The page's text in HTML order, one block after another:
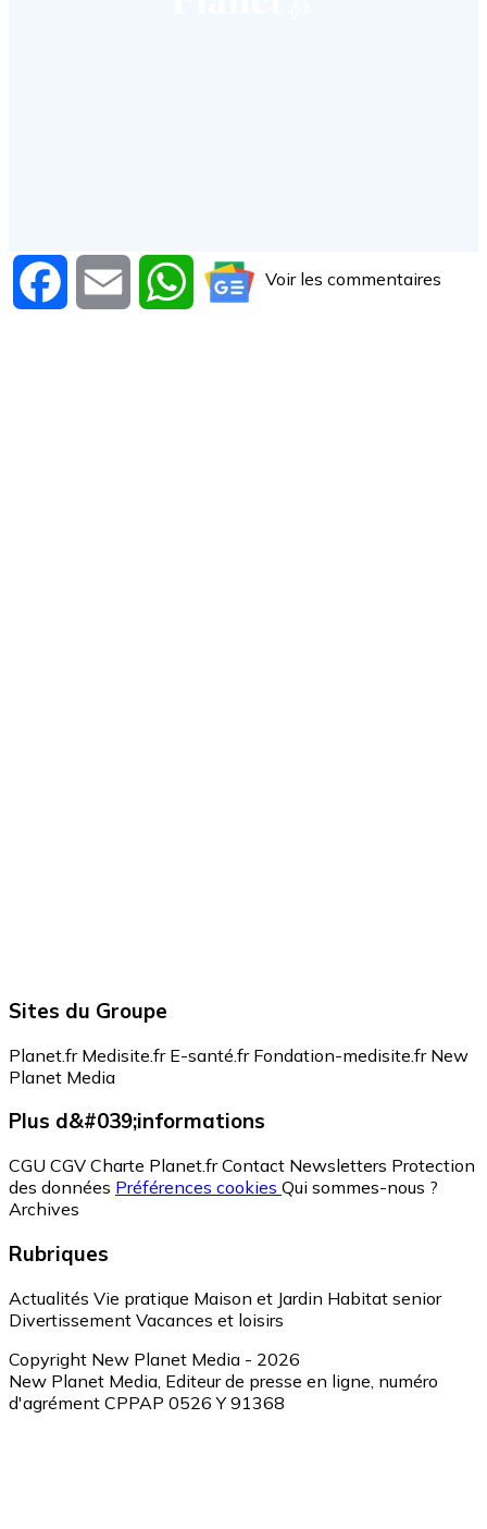
Facebook Email WhatsAppVoir les commentaires
Sites du Groupe
Planet.fr Medisite.fr E-santé.fr Fondation-medisite.fr New
Planet Media
Plus d&#039;informations
CGU CGV Charte Planet.fr Contact Newsletters Protection
des données Préférences cookies Qui sommes-nous ?
Archives
Rubriques
Actualités Vie pratique Maison et Jardin Habitat senior
Divertissement Vacances et loisirs
Copyright New Planet Media - 2026
New Planet Media, Editeur de presse en ligne, numéro
d'agrément CPPAP 0526 Y 91368